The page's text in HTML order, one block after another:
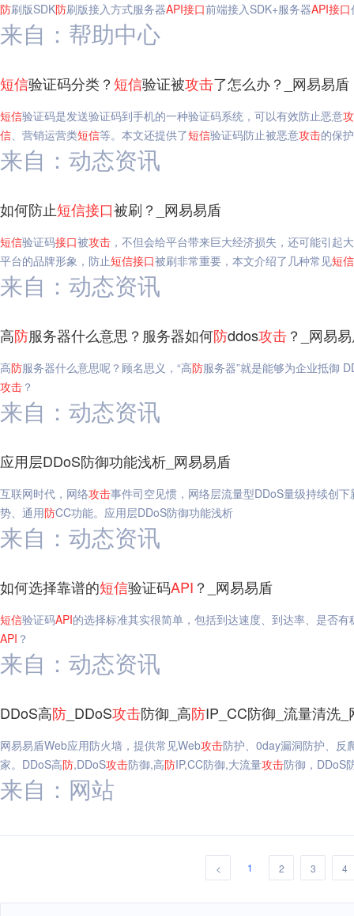
防刷版SDK防刷版接入方式服务器API接口前端接入SDK+服务器API接口
来自：帮助中心
短信验证码分类？短信验证被攻击了怎么办？_网易易盾
短信验证码是发送验证码到手机的一种验证码系统，可以有效防止恶意
信、营销运营类短信等。本文还提供了短信验证码防止被恶意攻击的保
来自：动态资讯
如何防止短信接口被刷？_网易易盾
短信验证码接口被攻击 ，不但会给平台带来巨大经济损失，还可能引起
平台的品牌形象，防止短信接口被刷非常重要，本文介绍了几种常见短信
来自：动态资讯
高防服务器什么意思？服务器如何防ddos攻击？_网易
高防服务器什么意思呢？顾名思义，“高防服务器”就是能够为企业抵御
攻击 ？
来自：动态资讯
应用层DDoS防御功能浅析_网易易盾
互联网时代，网络攻击事件司空见惯，网络层流量型DDoS量级持续创
势、通用防CC功能。应用层DDoS防御功能浅析
来自：动态资讯
如何选择靠谱的短信验证码API ？_网易易盾
短信验证码API的选择标准其实很简单，包括到达速度、到达率、是否
API ？
来自：动态资讯
DDoS高防 _DDoS攻击防御_高防IP_CC防御_流量清洗_
网易易盾Web应用防火墙，提供常见Web攻击防护、0day漏洞防护、反
家。DDoS高防,DDoS攻击防御,高防IP,CC防御,大流量攻击防御，DDoS
来自：网站
< 1 2 3 4